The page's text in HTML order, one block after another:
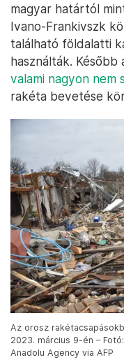
magyar határtól
Ivano-Frankivszk
található földalatti
használták.
valami nagyon nem
rakéta bevetése
Az orosz
2023. március 9-én –
Anadolu Agency via AFP